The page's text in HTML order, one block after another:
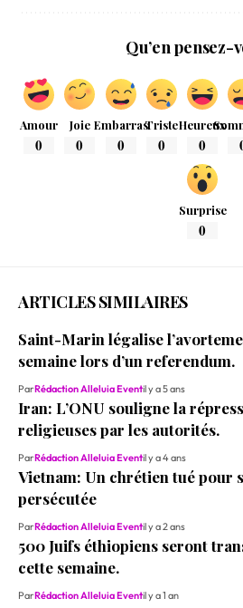
Qu’en pensez-
Amour
0
Joie
0
Embarras
0
Triste
0
Heureux
0
Surprise
0
ARTICLES SIMILAIRES
Saint-Marin légalise
semaine lors d’un referendum.
ParRédaction Alleluia Eventil y a 5 ans
Iran: L’ONU souligne la
religieuses par les autorités.
ParRédaction Alleluia Eventil y a 4 ans
Vietnam: Un chrétien tué pour
persécutée
ParRédaction Alleluia Eventil y a 2 ans
500 Juifs éthiopiens seront
cette semaine.
ParRédaction Alleluia Eventil y a 1 an